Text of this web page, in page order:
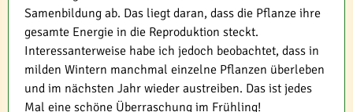
Samenbildung ab. Das liegt daran, dass die Pflanze ihre
gesamte Energie in die Reproduktion steckt.
Interessanterweise habe ich jedoch beobachtet, dass in
milden Wintern manchmal einzelne Pflanzen überleben
und im nächsten Jahr wieder austreiben. Das ist jedes
Mal eine schöne Überraschung im Frühling!